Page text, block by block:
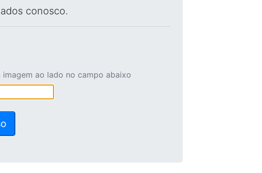
conosco.
imagem ao lado no campo abaixo